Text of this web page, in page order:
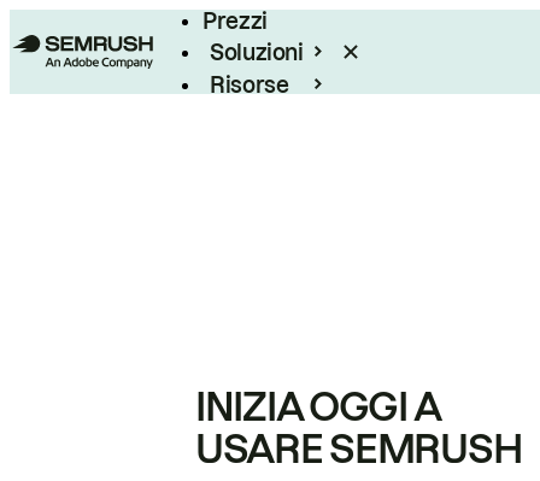
Prezzi
Soluzioni
Risorse
INIZIA OGGI A
USARE SEMRUSH